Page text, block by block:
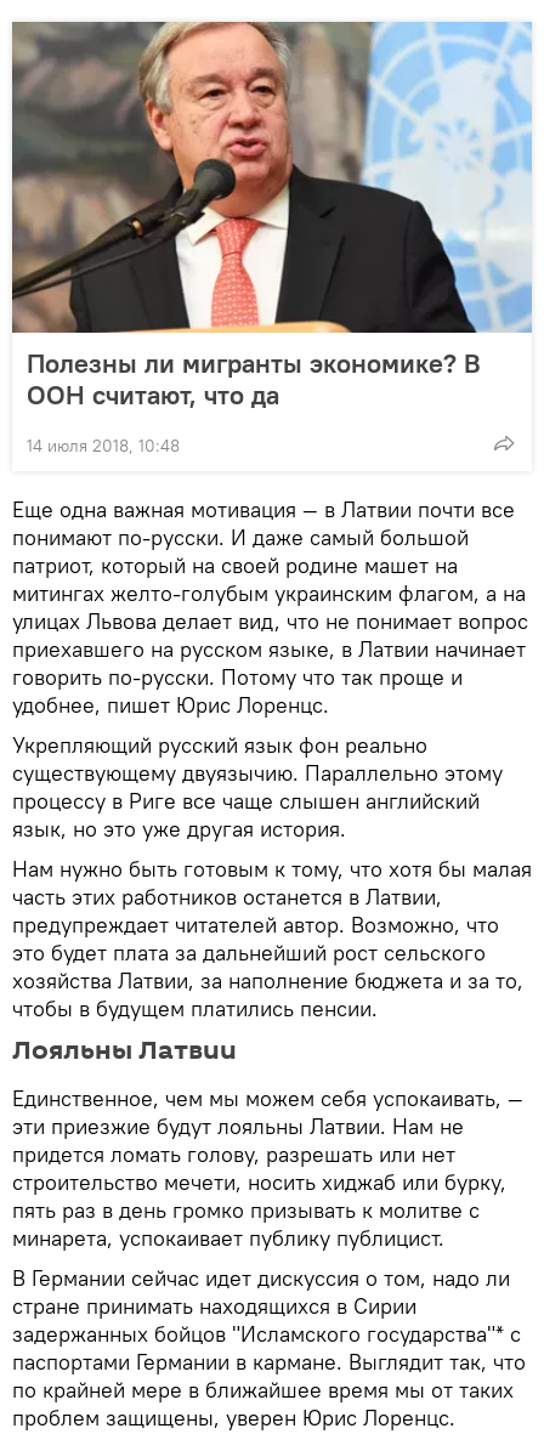
Полезны ли мигранты экономике? В
ООН считают, что да
14 июля 2018, 10:48
Еще одна важная мотивация — в Латвии почти все
понимают по-русски. И даже самый большой
патриот, который на своей родине машет на
митингах желто-голубым украинским флагом, а на
улицах Львова делает вид, что не понимает вопрос
приехавшего на русском языке, в Латвии начинает
говорить по-русски. Потому что так проще и
удобнее, пишет Юрис Лоренцс.
Укрепляющий русский язык фон реально
существующему двуязычию. Параллельно этому
процессу в Риге все чаще слышен английский
язык, но это уже другая история.
Нам нужно быть готовым к тому, что хотя бы малая
часть этих работников останется в Латвии,
предупреждает читателей автор. Возможно, что
это будет плата за дальнейший рост сельского
хозяйства Латвии, за наполнение бюджета и за то,
чтобы в будущем платились пенсии.
Лояльны Латвии
Единственное, чем мы можем себя успокаивать, —
эти приезжие будут лояльны Латвии. Нам не
придется ломать голову, разрешать или нет
строительство мечети, носить хиджаб или бурку,
пять раз в день громко призывать к молитве с
минарета, успокаивает публику публицист.
В Германии сейчас идет дискуссия о том, надо ли
стране принимать находящихся в Сирии
задержанных бойцов "Исламского государства"* с
паспортами Германии в кармане. Выглядит так, что
по крайней мере в ближайшее время мы от таких
проблем защищены, уверен Юрис Лоренцс.